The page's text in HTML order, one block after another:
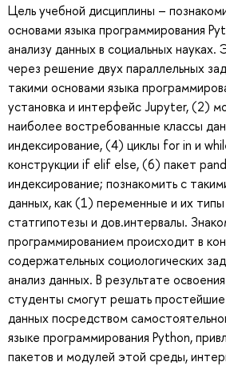
Цель учебной дисциплины –
основами языка программирования
анализу данных в социальных науках.
через решение двух параллельных
такими основами языка
установка и интерфейс Jupyter, (2)
наиболее востребованные классы
индексирование, (4) циклы for in и
конструкции if elif else, (6) пакет
индексирование; познакомить с
данных, как (1) переменные и их
статгипотезы и дов.интервалы.
программированием происходит в
содержательных социологических
анализ данных. В результате
студенты смогут решать простейшие
данных посредством
языке программирования Python,
пакетов и модулей этой среды,